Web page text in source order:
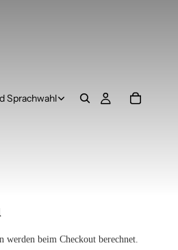
Sprachwahl
werden beim Checkout berechnet.